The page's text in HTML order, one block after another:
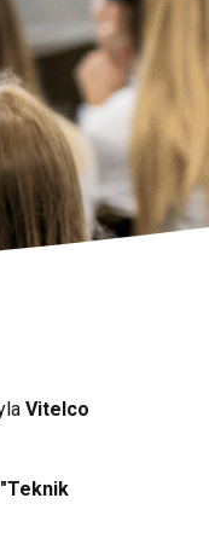
Vitelco
"Teknik